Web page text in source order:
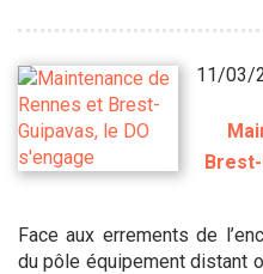
11/03/
Face aux errements de
du pôle équipement distant